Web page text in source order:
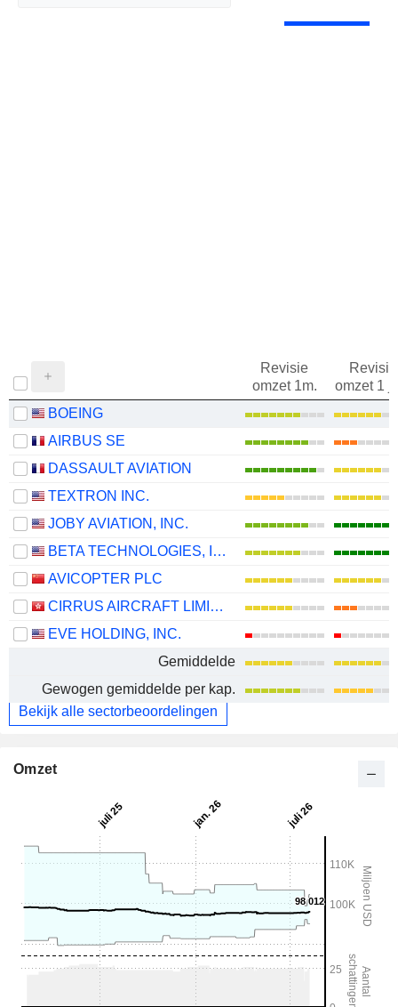
Revisie
omzet 1m.
Revisie
omzet 1
BOEING
AIRBUS SE
DASSAULT AVIATION
TEXTRON INC.
JOBY AVIATION, INC.
BETA TECHNOLOGIES, INC.
AVICOPTER PLC
CIRRUS AIRCRAFT LIMITED
EVE HOLDING, INC.
Gemiddelde
Gewogen gemiddelde per kap.
Bekijk alle sectorbeoordelingen
Omzet